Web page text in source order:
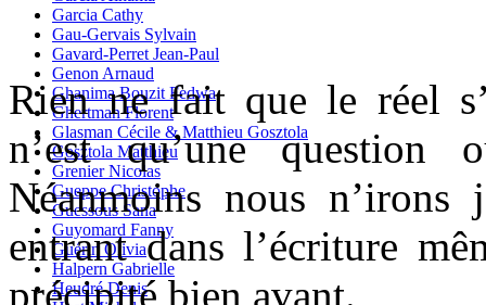
Garcia Cathy
Gau-Gervais Sylvain
Gavard-Perret Jean-Paul
Genon Arnaud
Ghanima Bouzit Fedwa
Ghertman Florent
Glasman Cécile & Matthieu Gosztola
Gosztola Matthieu
Grenier Nicolas
Gueppe Christophe
Guessous Sana
Guyomard Fanny
Guérin Olivia
Halpern Gabrielle
Heudré Denis
Rien ne fait que le réel
n’est qu’une question
Néanmoins nous n’irons
entrant dans l’écriture
précipité bien avant.